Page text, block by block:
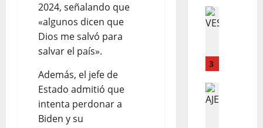
2024, señalando que
«algunos dicen que
Dios me salvó para
salvar el país».
Además, el jefe de
Estado admitió que
intenta perdonar a
Biden y su
3